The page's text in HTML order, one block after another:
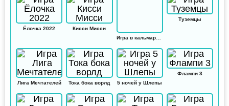
Ёлочка 2022
Кисси Мисси
Игра в кальмара: Амонг ас
Туземцы
Лига Мечтателей Тока бока ворлд 5 ночей у Шлепы
Флампи 3